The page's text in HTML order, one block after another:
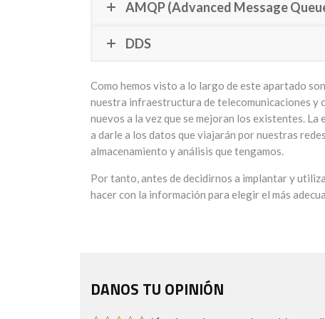
AMQP (Advanced Message
DDS
Como hemos visto a lo largo de este apartado
nuestra infraestructura de telecomunicaciones y
nuevos a la vez que se mejoran los existentes.
a darle a los datos que viajarán por nuestras
almacenamiento y análisis que tengamos.
Por tanto, antes de decidirnos a implantar y
hacer con la información para elegir el más
DANOS TU OPINIÓN